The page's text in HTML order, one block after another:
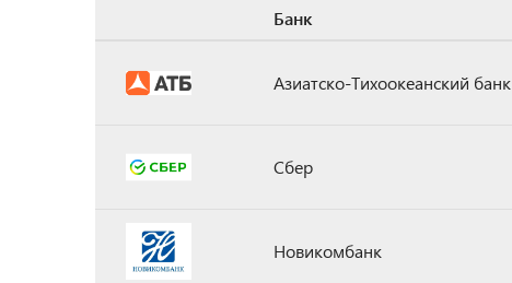
Банк
Азиатско-Тихоокеанский банк
Сбер
Новикомбанк